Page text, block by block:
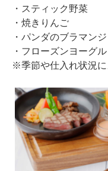
・スティック野菜
・焼きりんご
・パンダのブラマンジ
・フローズンヨーグ
※季節や仕入れ状況に